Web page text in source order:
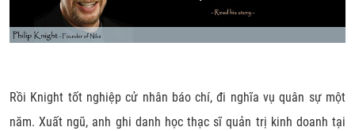
Rồi Knight tốt nghiệp cử nhân báo chí, đi nghĩa vụ quân sự một
năm. Xuất ngũ, anh ghi danh học thạc sĩ quản trị kinh doanh tại